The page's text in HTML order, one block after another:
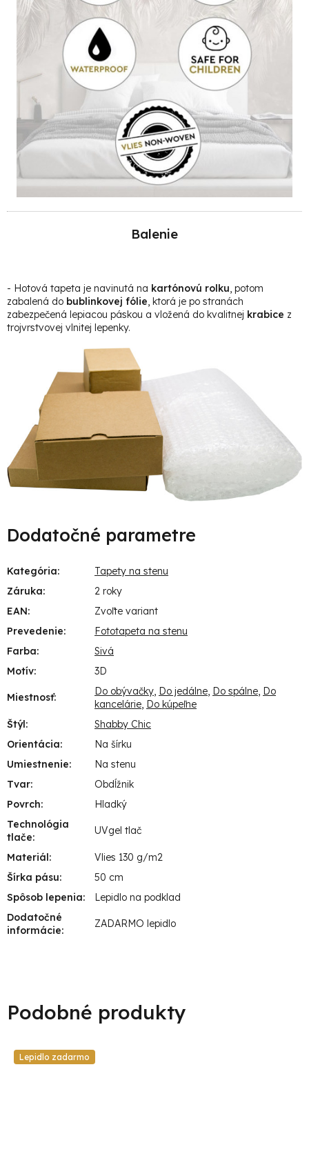
Balenie
- Hotová tapeta je navinutá na kartónovú rolku, potom
zabalená do bublinkovej fólie, ktorá je po stranách
zabezpečená lepiacou páskou a vložená do kvalitnej krabice z
trojvrstvovej vlnitej lepenky.
Dodatočné parametre
Kategória:
Tapety na stenu
Záruka:
2 roky
EAN:
Zvoľte variant
Prevedenie:
Fototapeta na stenu
Farba:
Sivá
Motív: 3D
Miestnosť: Do obývačky, Do jedálne, Do spálne, Do
kancelárie, Do kúpeľne
Štýl:
Shabby Chic
Orientácia:
Na šírku
Umiestnenie:
Na stenu
Tvar:
Obdĺžnik
Povrch:
Hladký
Technológia
tlače:
UVgel tlač
Materiál:
Vlies 130 g/m2
Šírka pásu:
50 cm
Spôsob lepenia:
Lepidlo na podklad
Dodatočné
informácie:
ZADARMO lepidlo
Lepidlo zadarmo